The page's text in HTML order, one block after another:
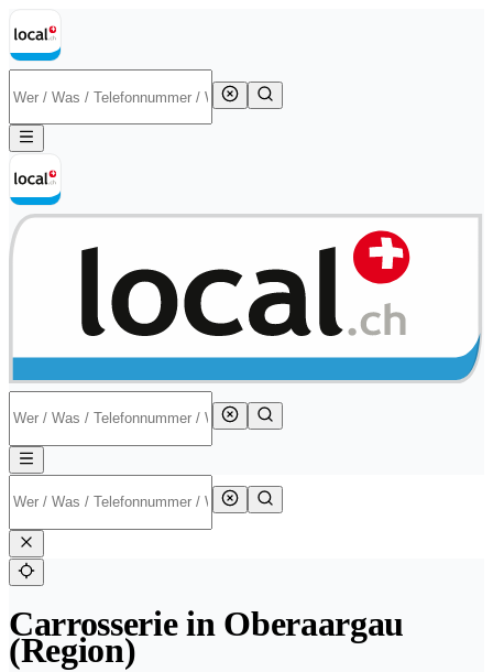
Carrosserie in Oberaargau
(Region)